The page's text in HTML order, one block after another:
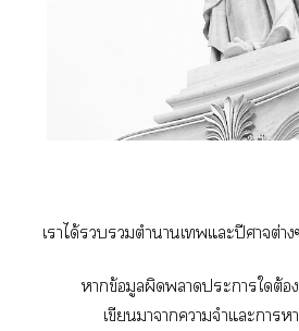
เาได้ตำาเแะปีศาจต่า
าข้อมูลผิดาะาใต้อง
เขียนาาาจำแะา